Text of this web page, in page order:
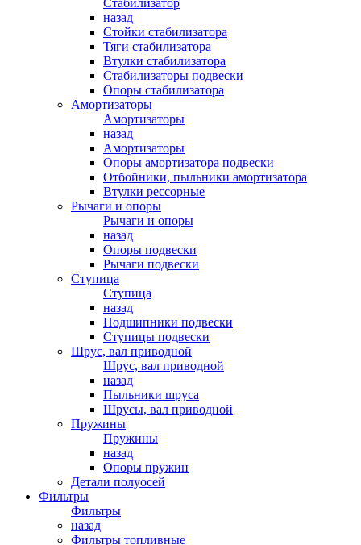
Стабилизатор
назад
Стойки стабилизатора
Тяги стабилизатора
Втулки стабилизатора
Стабилизаторы подвески
Опоры стабилизатора
Амортизаторы
Амортизаторы
назад
Амортизаторы
Опоры амортизатора подвески
Отбойники, пыльники амортизатора
Втулки рессорные
Рычаги и опоры
Рычаги и опоры
назад
Опоры подвески
Рычаги подвески
Ступица
Ступица
назад
Подшипники подвески
Ступицы подвески
Шрус, вал приводной
Шрус, вал приводной
назад
Пыльники шруса
Шрусы, вал приводной
Пружины
Пружины
назад
Опоры пружин
Детали полуосей
Фильтры
Фильтры
назад
Фильтры топливные